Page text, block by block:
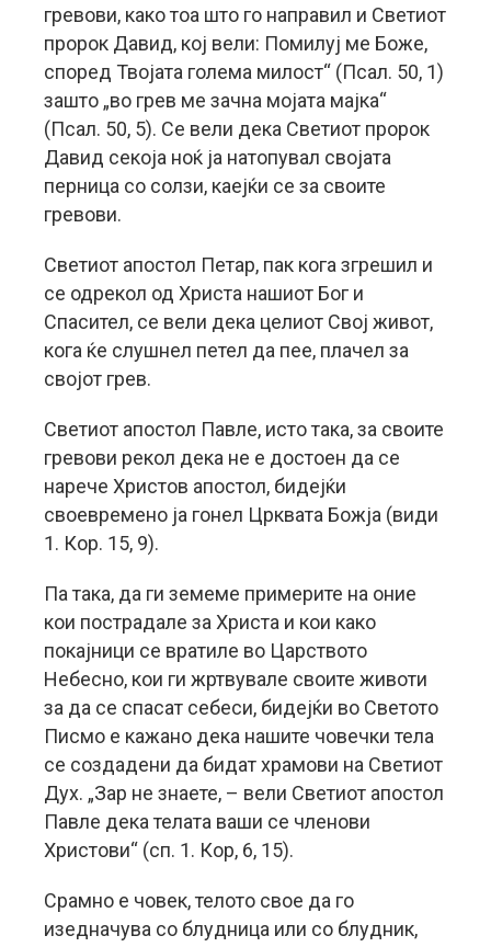
гревови, како тоа што го направил и Светиот
пророк Давид, кој вели: Помилуј ме Боже,
според Твојата голема милост“ (Псал. 50, 1)
зашто „во грев ме зачна мојата мајка“
(Псал. 50, 5). Се вели дека Светиот пророк
Давид секоја ноќ ја натопувал својата
перница со солзи, каејќи се за своите
гревови.
Светиот апостол Петар, пак кога згрешил и
се одрекол од Христа нашиот Бог и
Спасител, се вели дека целиот Свој живот,
кога ќе слушнел петел да пее, плачел за
својот грев.
Светиот апостол Павле, исто така, за своите
гревови рекол дека не е достоен да се
нарече Христов апостол, бидејќи
своевремено ја гонел Црквата Божја (види
1. Кор. 15, 9).
Па така, да ги земеме примерите на оние
кои пострадале за Христа и кои како
покајници се вратиле во Царството
Небесно, кои ги жртвувале своите животи
за да се спасат себеси, бидејќи во Светото
Писмо е кажано дека нашите човечки тела
се создадени да бидат храмови на Светиот
Дух. „Зар не знаете, – вели Светиот апостол
Павле дека телата ваши се членови
Христови“ (сп. 1. Кор, 6, 15).
Срамно е човек, телото свое да го
изедначува со блудница или со блудник,